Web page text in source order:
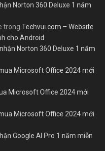
Norton 360 Deluxe 1 năm
trong Techvui.com – Website
cho Android
Norton 360 Deluxe 1 năm
Microsoft Office 2024 mới
Microsoft Office 2024 mới
Microsoft Office 2024 mới
Google AI Pro 1 năm miễn